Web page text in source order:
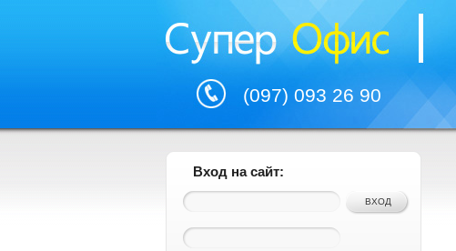
(097) 093 26 90
Вход на сайт: